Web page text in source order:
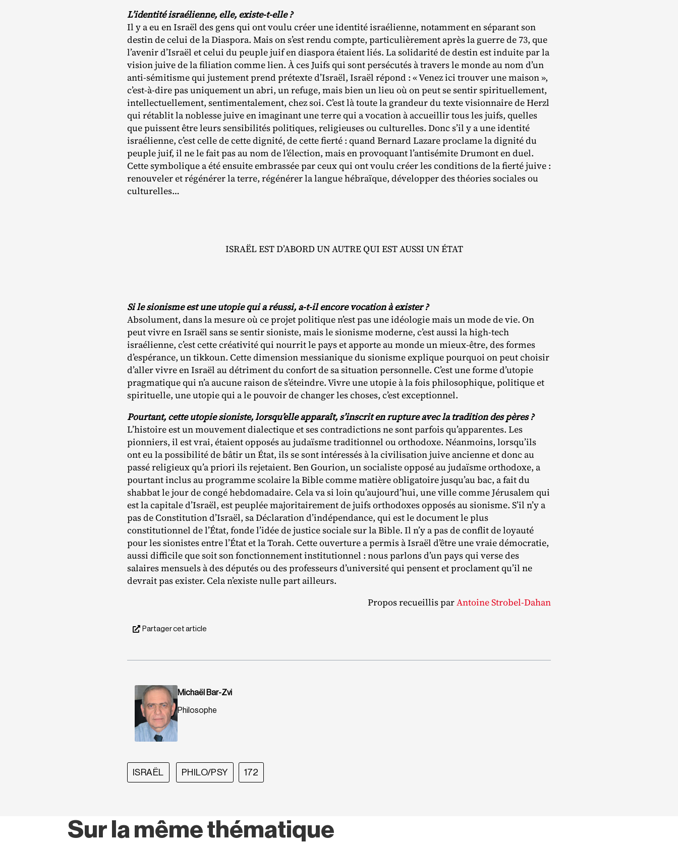
L’identité israélienne, elle, existe-t-elle ?
Il y a eu en Israël des gens qui ont voulu créer une identité israélienne, notamment en séparant son
destin de celui de la Diaspora. Mais on s’est rendu compte, particulièrement après la guerre de 73, que
l’avenir d’Israël et celui du peuple juif en diaspora étaient liés. La solidarité de destin est induite par la
vision juive de la filiation comme lien. À ces Juifs qui sont persécutés à travers le monde au nom d’un
anti‐​sémitisme qui justement prend prétexte d’Israël, Israël répond : « Venez ici trouver une maison »,
c’est-à-dire pas uniquement un abri, un refuge, mais bien un lieu où on peut se sentir spirituellement,
intellectuellement, sentimentalement, chez soi. C’est là toute la grandeur du texte visionnaire de Herzl
qui rétablit la noblesse juive en imaginant une terre qui a vocation à accueillir tous les juifs, quelles
que puissent être leurs sensibilités politiques, religieuses ou culturelles. Donc s’il y a une identité
israélienne, c’est celle de cette dignité, de cette fierté : quand Bernard Lazare proclame la dignité du
peuple juif, il ne le fait pas au nom de l’élection, mais en provoquant l’antisémite Drumont en duel.
Cette symbolique a été ensuite embrassée par ceux qui ont voulu créer les conditions de la fierté juive :
renouveler et régénérer la terre, régénérer la langue hébraïque, développer des théories sociales ou
culturelles…
ISRAËL EST D’ABORD UN AUTRE QUI EST AUSSI UN ÉTAT
Si le sionisme est une utopie qui a réussi, a-t-il encore vocation à exister ?
Absolument, dans la mesure où ce projet politique n’est pas une idéologie mais un mode de vie. On
peut vivre en Israël sans se sentir sioniste, mais le sionisme moderne, c’est aussi la high‐​tech
israélienne, c’est cette créativité qui nourrit le pays et apporte au monde un mieux‐​être, des formes
d’espérance, un tikkoun. Cette dimension messianique du sionisme explique pourquoi on peut choisir
d’aller vivre en Israël au détriment du confort de sa situation personnelle. C’est une forme d’utopie
pragmatique qui n’a aucune raison de s’éteindre. Vivre une utopie à la fois philosophique, politique et
spirituelle, une utopie qui a le pouvoir de changer les choses, c’est exceptionnel.
Pourtant, cette utopie sioniste, lorsqu’elle apparaît, s’inscrit en rupture avec la tradition des pères ?
L’histoire est un mouvement dialectique et ses contradictions ne sont parfois qu’apparentes. Les
pionniers, il est vrai, étaient opposés au judaïsme traditionnel ou orthodoxe. Néanmoins, lorsqu’ils
ont eu la possibilité de bâtir un État, ils se sont intéressés à la civilisation juive ancienne et donc au
passé religieux qu’a priori ils rejetaient. Ben Gourion, un socialiste opposé au judaïsme orthodoxe, a
pourtant inclus au programme scolaire la Bible comme matière obligatoire jusqu’au bac, a fait du
shabbat le jour de congé hebdomadaire. Cela va si loin qu’aujourd’hui, une ville comme Jérusalem qui
est la capitale d’Israël, est peuplée majoritairement de juifs orthodoxes opposés au sionisme. S’il n’y a
pas de Constitution d’Israël, sa Déclaration d’indépendance, qui est le document le plus
constitutionnel de l’État, fonde l’idée de justice sociale sur la Bible. Il n’y a pas de conflit de loyauté
pour les sionistes entre l’État et la Torah. Cette ouverture a permis à Israël d’être une vraie démocratie,
aussi difficile que soit son fonctionnement institutionnel : nous parlons d’un pays qui verse des
salaires mensuels à des députés ou des professeurs d’université qui pensent et proclament qu’il ne
devrait pas exister. Cela n’existe nulle part ailleurs.
Propos recueillis parAntoine Strobel-Dahan
Partager cet article
Michaël Bar-Zvi
Philosophe
ISRAËL PHILO/PSY 172
Sur la même thématique